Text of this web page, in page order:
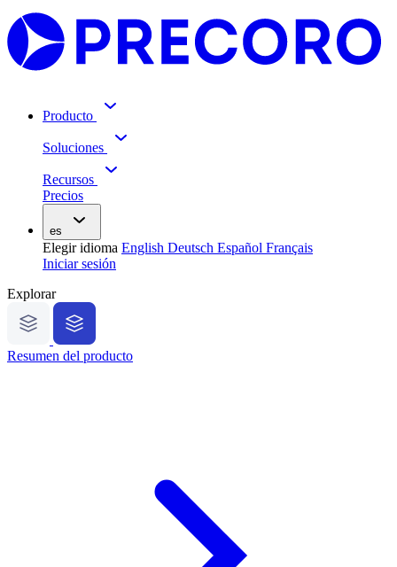
Producto
Soluciones
Recursos
Precios
es
Elegir idioma English Deutsch Español Français
Iniciar sesión
Explorar
Resumen del producto